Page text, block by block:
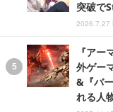
突破で
2026.7.27
『ア
外ゲー
&『バ
れる人